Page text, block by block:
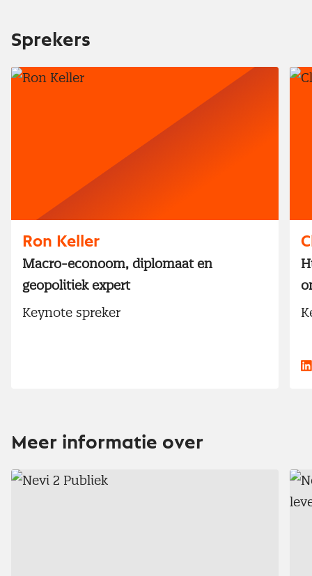
Sprekers
Ron Keller
Macro-econoom, diplomaat en
geopolitiek expert
Keynote spreker
Meer informatie over